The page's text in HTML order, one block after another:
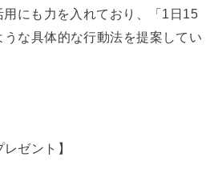
にも力を入れており、「1日15
な具体的な行動法を提案してい
ゼント】